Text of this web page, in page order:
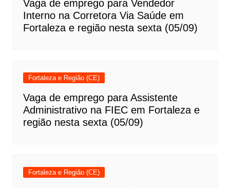
Vaga de emprego para Vendedor
Interno na Corretora Via Saúde em
Fortaleza e região nesta sexta (05/09)
Fortaleza e Região (CE)
Vaga de emprego para Assistente
Administrativo na FIEC em Fortaleza e
região nesta sexta (05/09)
Fortaleza e Região (CE)